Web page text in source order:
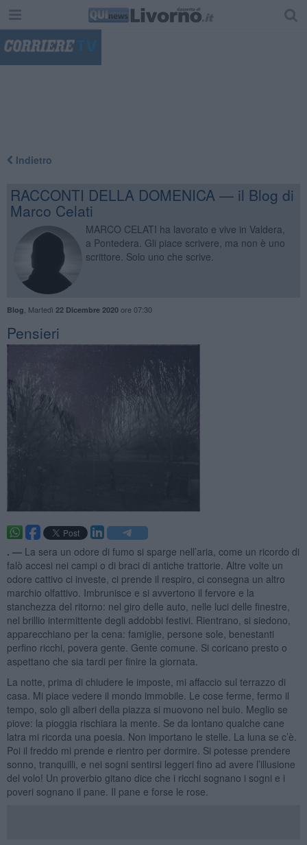
Indietro
RACCONTI DELLA DOMENICA — il Blog di
Marco Celati
MARCO CELATI ha lavorato e vive in Valdera,
a Pontedera. Gli piace scrivere, ma non è uno
scrittore. Solo uno che scrive.
Blog Martedì 22 Dicembre 2020ore 07:30
Pensieri
. — La sera un odore di fumo si sparge nell’aria, come un ricordo di
falò accesi nei campi o di braci di antiche trattorie. Altre volte un
odore cattivo ci investe, ci prende il respiro, ci consegna un altro
marchio olfattivo. Imbrunisce e si avvertono il fervore e la
stanchezza del ritorno: nel giro delle auto, nelle luci delle finestre,
nel brillio intermittente degli addobbi festivi. Rientrano, si siedono,
apparecchiano per la cena: famiglie, persone sole, benestanti
perfino ricchi, povera gente. Gente comune. Si coricano presto o
aspettano che sia tardi per finire la giornata.
La notte, prima di chiudere le imposte, mi affaccio sul terrazzo di
casa. Mi piace vedere il mondo immobile. Le cose ferme, fermo il
tempo, solo gli alberi della piazza si muovono nel buio. Meglio se
piove: la pioggia rischiara la mente. Se da lontano qualche cane
latra mi ricorda una poesia. Non importano le stelle. La luna se c’è.
Poi il freddo mi prende e rientro per dormire. Si potesse prendere
sonno, tranquilli, e nei sogni sentirsi leggeri fino ad avere l’illusione
del volo! Un proverbio gitano dice che i ricchi sognano i sogni e i
poveri sognano il pane. Il pane e forse le rose.